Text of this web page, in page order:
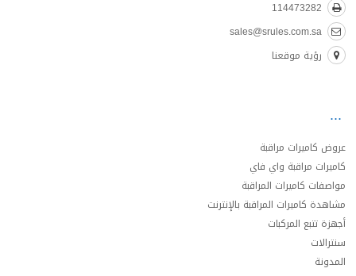
114473282
sales@srules.com.sa
رؤية موقعنا
عروض كاميرات مراقبة
كاميرات مراقبة واي فاي
مواصفات كاميرات المراقبة
مشاهدة كاميرات المراقبة بالإنترنت
أجهزة تتبع المركبات
سنترالات
المدونة